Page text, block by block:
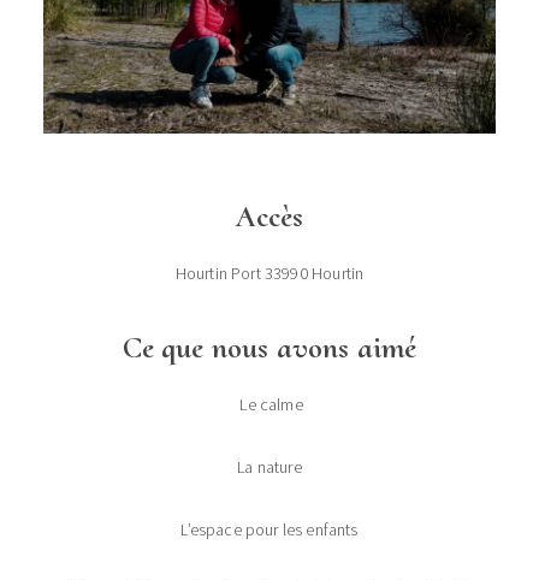
Accès
Hourtin Port 33990 Hourtin
Ce que nous avons aimé
Le calme
La nature
L’espace pour les enfants